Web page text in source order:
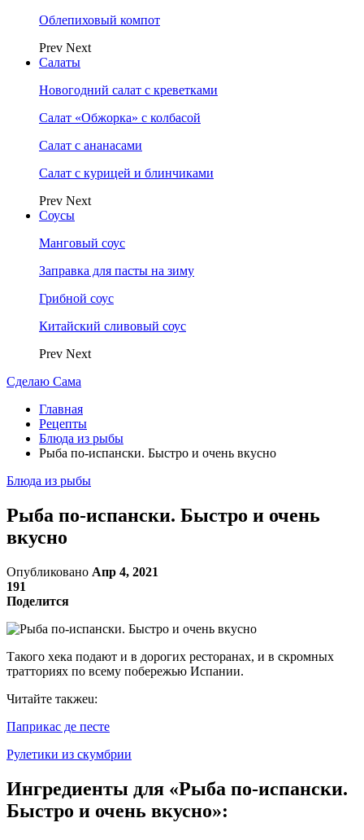
Облепиховый компот
Prev Next
Салаты
Новогодний салат с креветками
Салат «Обжорка» с колбасой
Салат с ананасами
Салат с курицей и блинчиками
Prev Next
Соусы
Манговый соус
Заправка для пасты на зиму
Грибной соус
Китайский сливовый соус
Prev Next
Сделаю Сама
Главная
Рецепты
Блюда из рыбы
Рыба по-испански. Быстро и очень вкусно
Блюда из рыбы
Рыба по-испански. Быстро и очень
вкусно
Опубликовано Апр 4, 2021
191
Поделится
Такого хека подают и в дорогих ресторанах, и в скромных
тратториях по всему побережью Испании.
Читайте такжеu:
Паприкас де песте
Рулетики из скумбрии
Ингредиенты для «Рыба по-испански.
Быстро и очень вкусно»: